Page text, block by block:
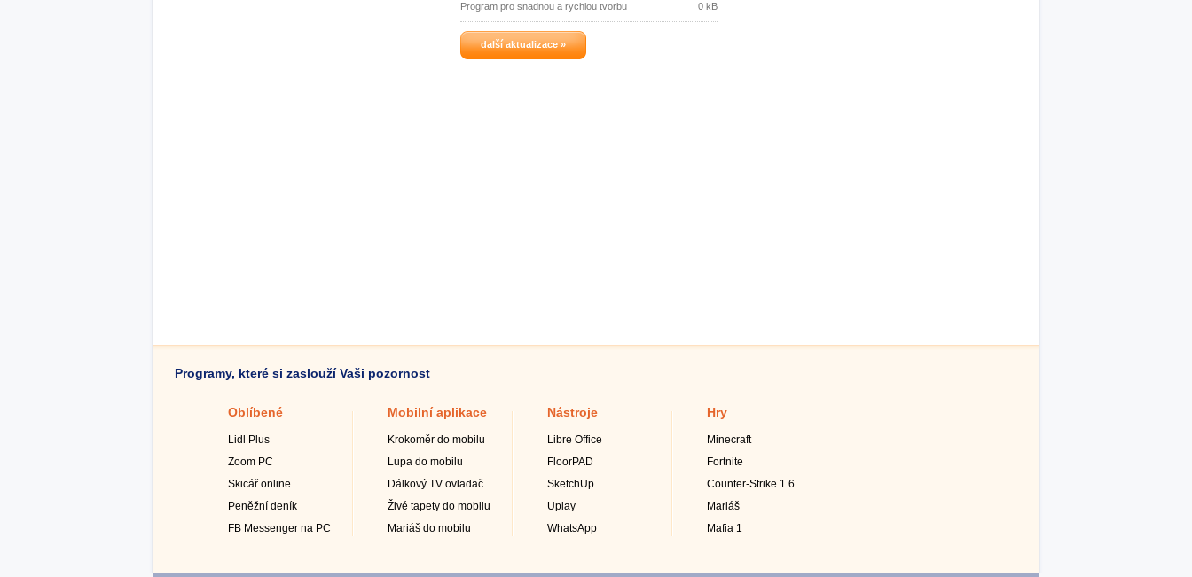
Program pro snadnou a rychlou tvorbu
profesionálních DHTML menu se
stromovou strukturou, bez nároků na
znalost programování a zkušenosti s
JavaScripty.
0 kB
další aktualizace »
Programy, které si zaslouží Vaši pozornost
Oblíbené
Lidl Plus
Zoom PC
Skicář online
Peněžní deník
FB Messenger na PC
Mobilní aplikace
Krokoměr do mobilu
Lupa do mobilu
Dálkový TV ovladač
Živé tapety do mobilu
Mariáš do mobilu
Nástroje
Libre Office
FloorPAD
SketchUp
Uplay
WhatsApp
Hry
Minecraft
Fortnite
Counter-Strike 1.6
Mariáš
Mafia 1